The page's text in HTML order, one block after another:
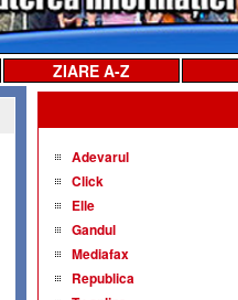
ZIARE A-Z
Adevarul
Click
Elle
Gandul
Mediafax
Republica